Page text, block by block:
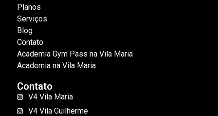
Planos
Serviços
Blog
Contato
Academia Gym Pass na Vila Maria
Academia na Vila Maria
Contato
V4 Vila Maria
V4 Vila Guilherme